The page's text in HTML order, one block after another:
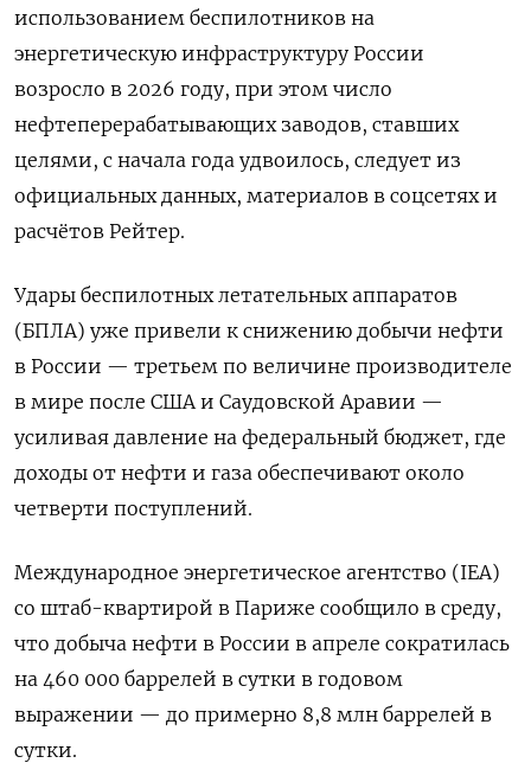
использованием беспилотников на
энергетическую инфраструктуру России
возросло в 2026 году, при этом число
нефтеперерабатывающих заводов, ставших
целями, с начала года удвоилось, следует из
официальных данных, материалов в соцсетях и
расчётов Рейтер.
Удары беспилотных летательных аппаратов
(БПЛА) уже привели к снижению добычи нефти
в ‌России — третьем по величине производителе
в мире после США и Саудовской Аравии —
усиливая давление на федеральный бюджет, где
доходы от нефти и газа обеспечивают около
четверти поступлений.
Международное энергетическое агентство (IEA)
со штаб-квартирой в Париже сообщило в среду,
что добыча нефти в России в апреле ​сократилась
на 460 000 баррелей в сутки в ​годовом
выражении — до примерно 8,8 млн баррелей ​в
сутки.